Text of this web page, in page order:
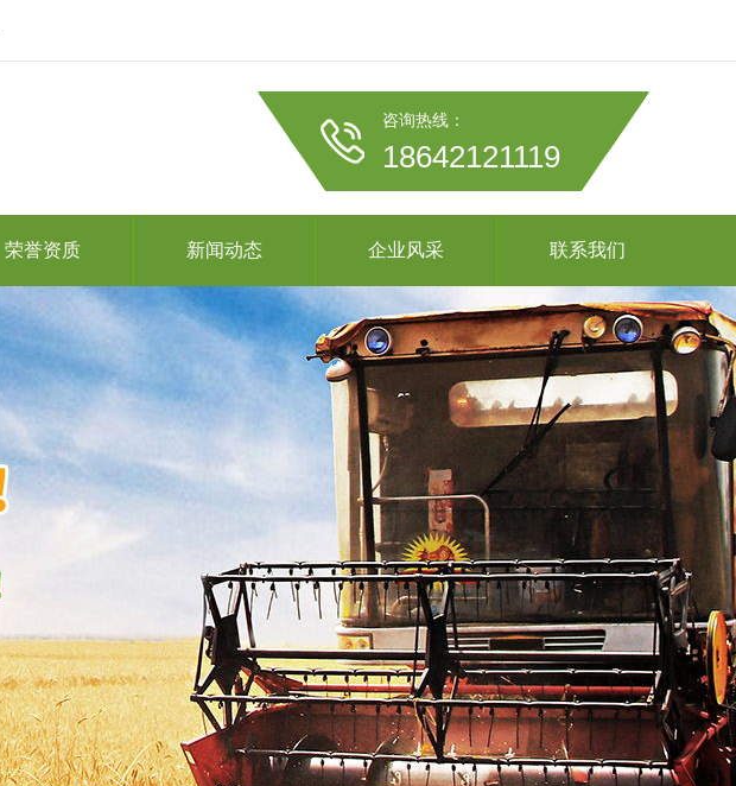
咨询热线：
18642121119
荣誉资质 新闻动态 企业风采 联系我们